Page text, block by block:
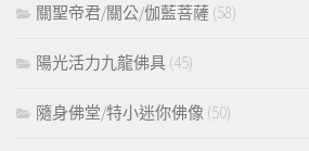
關聖帝君/關公/伽藍菩薩 (58)
陽光活力九龍佛具 (45)
隨身佛堂/特小迷你佛像 (50)